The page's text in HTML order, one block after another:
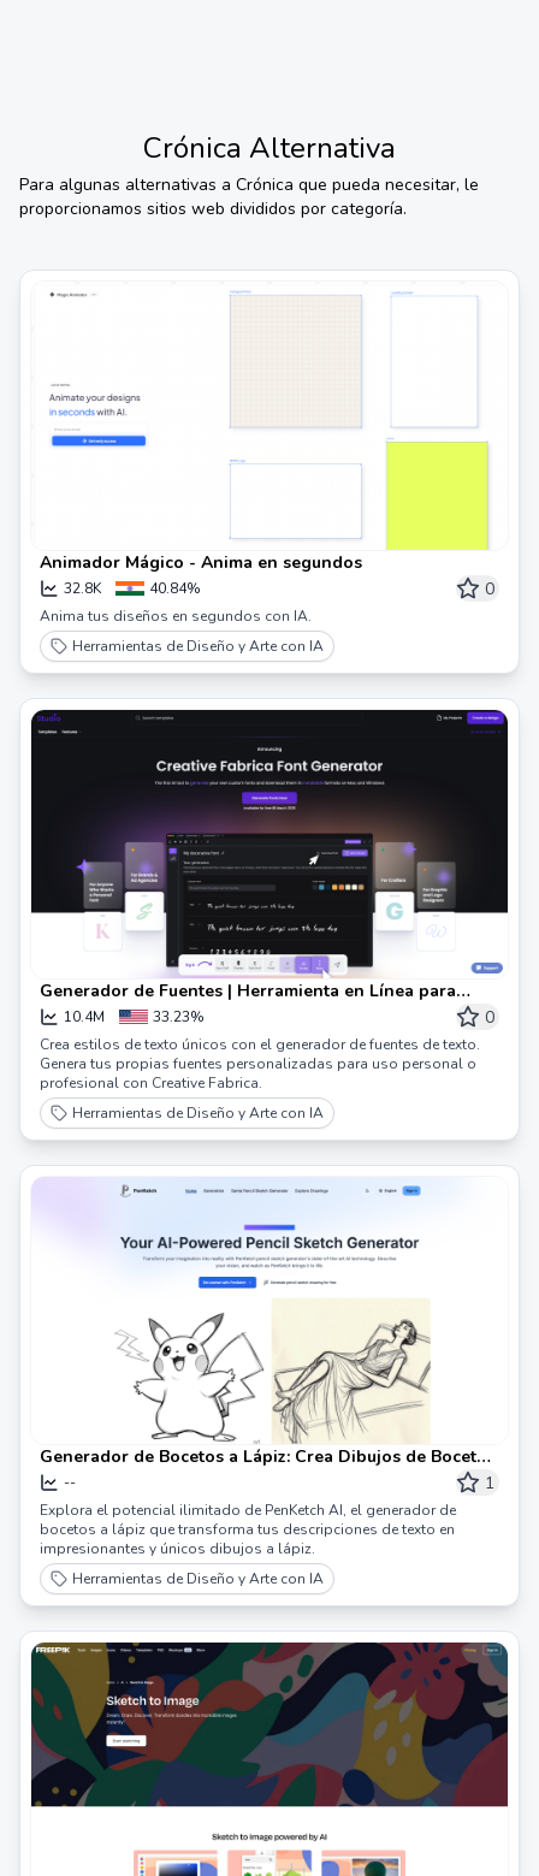
Crónica Alternativa
Para algunas alternativas a Crónica que pueda necesitar, le
proporcionamos sitios web divididos por categoría.
Animador Mágico - Anima en segundos
32.8K 40.84% 0
Anima tus diseños en segundos con IA.
Herramientas de Diseño y Arte con IA
Generador de Fuentes | Herramienta en Línea para
Fuentes Personalizadas
10.4M 33.23% 0
Crea estilos de texto únicos con el generador de fuentes de texto.
Genera tus propias fuentes personalizadas para uso personal o
profesional con Creative Fabrica.
Herramientas de Diseño y Arte con IA
Generador de Bocetos a Lápiz: Crea Dibujos de Bocetos
Creativos
-- 1
Explora el potencial ilimitado de PenKetch AI, el generador de
bocetos a lápiz que transforma tus descripciones de texto en
impresionantes y únicos dibujos a lápiz.
Herramientas de Diseño y Arte con IA